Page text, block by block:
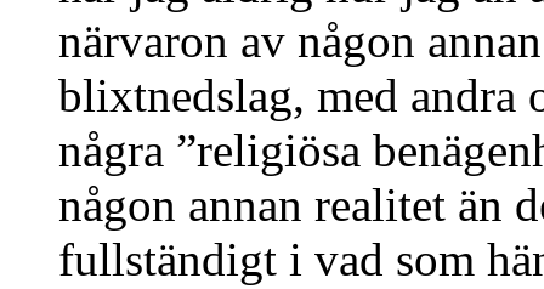
närvaron av någon
blixtnedslag, med andra
några ”religiösa
någon annan realitet än
fullständigt i vad som